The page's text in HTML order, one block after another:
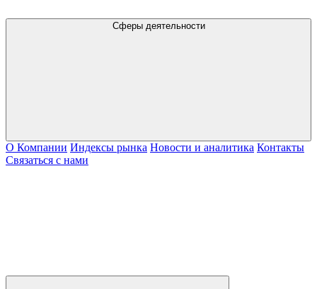
Сферы деятельности
О Компании Индексы рынка Новости и аналитика Контакты
Связаться с нами